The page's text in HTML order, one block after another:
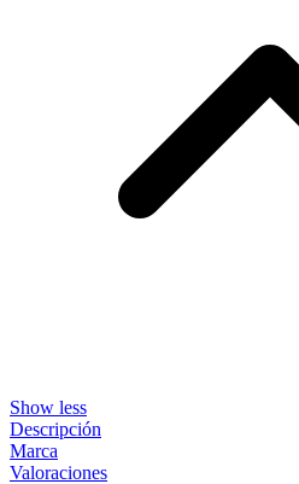
Show less
Descripción
Marca
Valoraciones